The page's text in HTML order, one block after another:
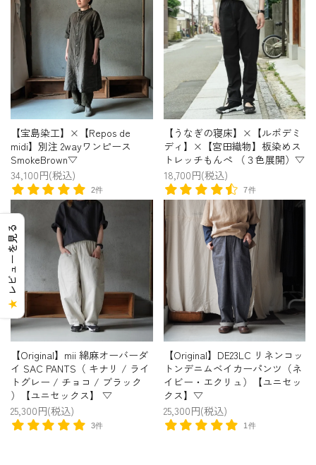
【宝島染工】×【Repos de
midi】別注 2wayワンピース
SmokeBrown▽
34,100円(税込)
2件
【うなぎの寝床】×【ルポデミ
ディ】×【宮田織物】板染めス
トレッチもんぺ （３色展開）▽
18,700円(税込)
7件
【Original】mii 綿麻オーバーダ
イ SAC PANTS（ キナリ / ライ
トグレー / チョコ / ブラック
）【ユニセックス】 ▽
25,300円(税込)
3件
【Original】DE23LC リネンコッ
トンデニムベイカーパンツ（ネ
イビー・エクリュ）【ユニセッ
クス】▽
25,300円(税込)
1件
★
レビューを見る